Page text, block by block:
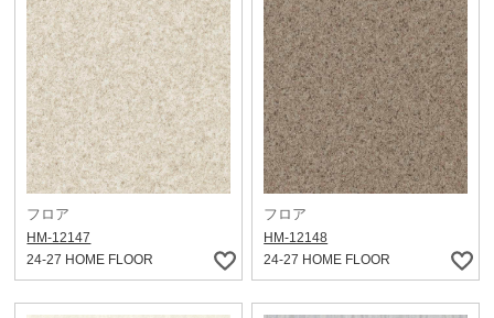
フロア
HM-12147
24-27 HOME FLOOR
フロア
HM-12148
24-27 HOME FLOOR